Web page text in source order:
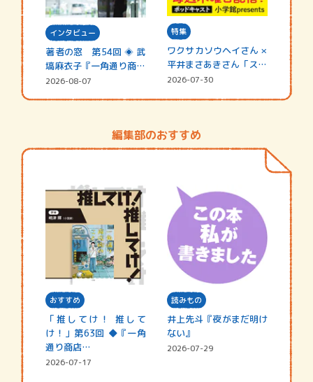
インタビュー
著者の窓 第54回 ◈ 武
塙麻衣子『一角通り商店
街の…
2026-08-07
特集
ワクサカソウヘイさん ×
平井まさあきさん「スペ
シャ…
2026-07-30
編集部のおすすめ
おすすめ
「推してけ！ 推して
け！」第63回 ◆『一角
通り商店…
2026-07-17
読みもの
井上先斗『夜がまだ明け
ない』
2026-07-29